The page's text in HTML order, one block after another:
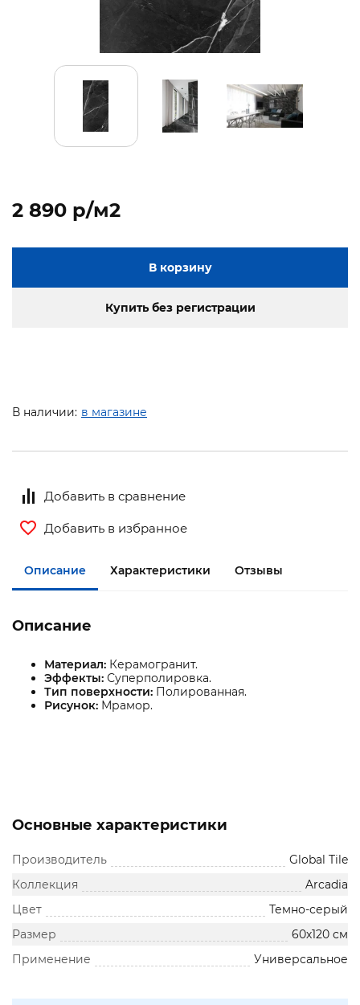
2 890 p/м2
В корзину
Купить без регистрации
В наличии: в магазине
Добавить в сравнение
Добавить в избранное
Описание Характеристики Отзывы
Описание
Материал: Керамогранит.
Эффекты: Суперполировка.
Тип поверхности: Полированная.
Рисунок: Мрамор.
Основные характеристики
Производитель
Global Tile
Коллекция
Arcadia
Цвет
Темно-серый
Размер
60х120 см
Применение
Универсальное